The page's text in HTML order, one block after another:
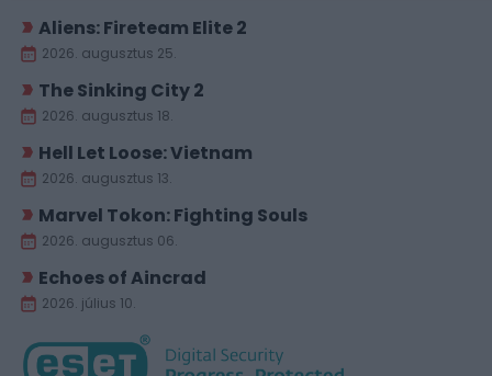
Aliens: Fireteam Elite 2
2026. augusztus 25.
The Sinking City 2
2026. augusztus 18.
Hell Let Loose: Vietnam
2026. augusztus 13.
Marvel Tokon: Fighting Souls
2026. augusztus 06.
Echoes of Aincrad
2026. július 10.